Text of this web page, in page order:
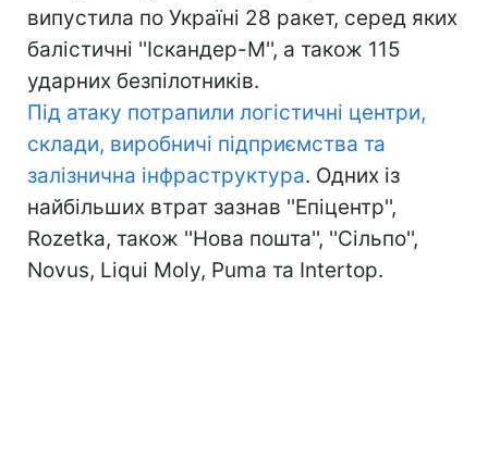
випустила по Україні 28 ракет, серед яких
балістичні ''Іскандер-М'', а також 115
ударних безпілотників.
Під атаку потрапили логістичні центри,
склади, виробничі підприємства та
залізнична інфраструктура. Одних із
найбільших втрат зазнав ''Епіцентр'',
Rozetka, також ''Нова пошта'', ''Сільпо'',
Novus, Liqui Moly, Puma та Intertop.